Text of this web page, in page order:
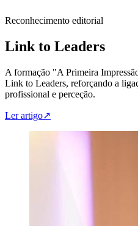
Reconhecimento editorial
Link to Leaders
A formação "A Primeira
Link to Leaders, reforçando a
profissional e perceção.
Ler artigo↗